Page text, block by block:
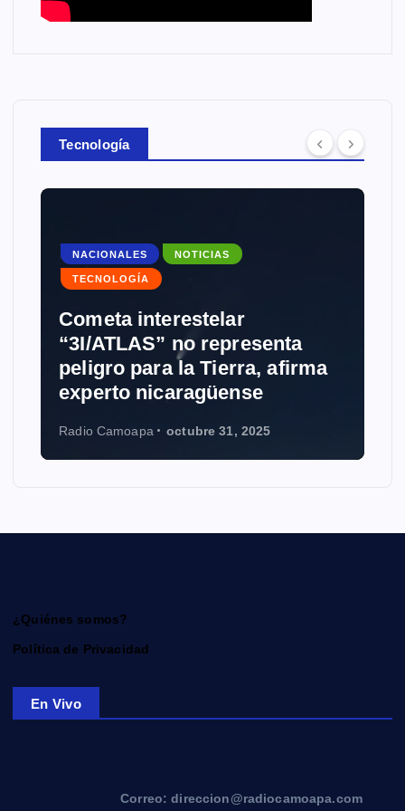
Tecnología
NACIONALES NOTICIAS
TECNOLOGÍA
Cometa interestelar
“3I/ATLAS” no representa
peligro para la Tierra, afirma
experto nicaragüense
Radio Camoapa octubre 31, 2025
¿Quiénes somos?
Política de Privacidad
En Vivo
Correo: direccion@radiocamoapa.com